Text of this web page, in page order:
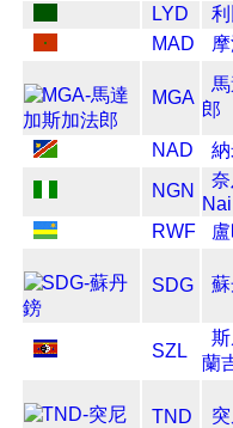
LYD
MAD
MGA
郎
NAD
NGN
RWF
SDG
SZL
蘭
TND